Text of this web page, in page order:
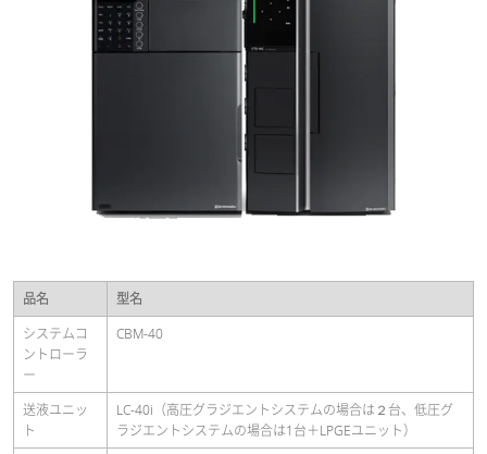
品名
型名
システムコ
ントローラ
ー
CBM-40
送液ユニッ
ト
LC-40i（高圧グラジエントシステムの場合は２台、低圧グ
ラジエントシステムの場合は1台＋LPGEユニット）